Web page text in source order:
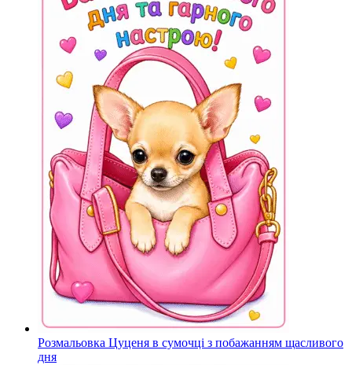
Розмальовка Цуценя в сумочці з побажанням щасливого
дня